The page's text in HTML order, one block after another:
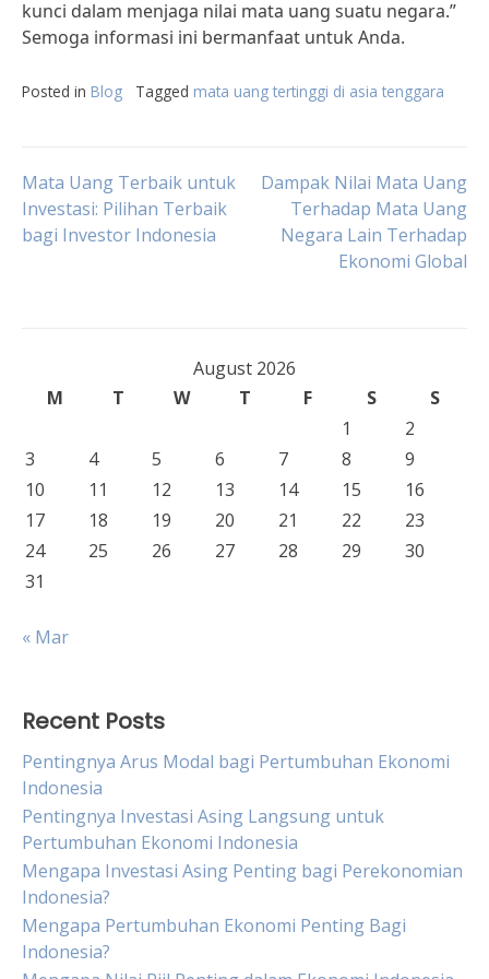
kunci dalam menjaga nilai mata uang suatu negara.”
Semoga informasi ini bermanfaat untuk Anda.
Posted in Blog Tagged mata uang tertinggi di asia tenggara
Post
navigation
Mata Uang Terbaik untuk
Investasi: Pilihan Terbaik
bagi Investor Indonesia
Dampak Nilai Mata Uang
Terhadap Mata Uang
Negara Lain Terhadap
Ekonomi Global
August 2026
M
T W T F S
S
1
2
3
4 5 6 7 8
9
10
11 12 13 14 15
16
17
18 19 20 21 22
23
24
25 26 27 28 29
30
31
« Mar
Recent Posts
Pentingnya Arus Modal bagi Pertumbuhan Ekonomi
Indonesia
Pentingnya Investasi Asing Langsung untuk
Pertumbuhan Ekonomi Indonesia
Mengapa Investasi Asing Penting bagi Perekonomian
Indonesia?
Mengapa Pertumbuhan Ekonomi Penting Bagi
Indonesia?